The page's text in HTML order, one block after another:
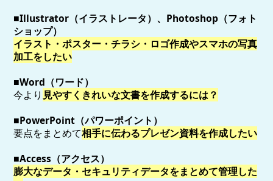
■Illustrator（イラストレータ）、Photoshop（フォト
ショップ）
イラスト・ポスター・チラシ・ロゴ作成やスマホの写真
加工をしたい
■Word（ワード）
今より 見やすくきれいな文書を作成するには？
■PowerPoint（パワーポイント）
要点をまとめて相手に伝わるプレゼン資料を作成したい
■Access（アクセス）
膨大なデータ・セキュリティデータをまとめて管理した